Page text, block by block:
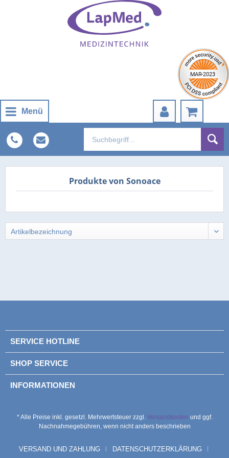
Menü
Produkte von Sonoace
SERVICE HOTLINE
SHOP SERVICE
INFORMATIONEN
* Alle Preise inkl. gesetzl. Mehrwertsteuer zzgl. Versandkosten und ggf.
Nachnahmegebühren, wenn nicht anders beschrieben
VERSAND UND ZAHLUNG
DATENSCHUTZERKLÄRUNG